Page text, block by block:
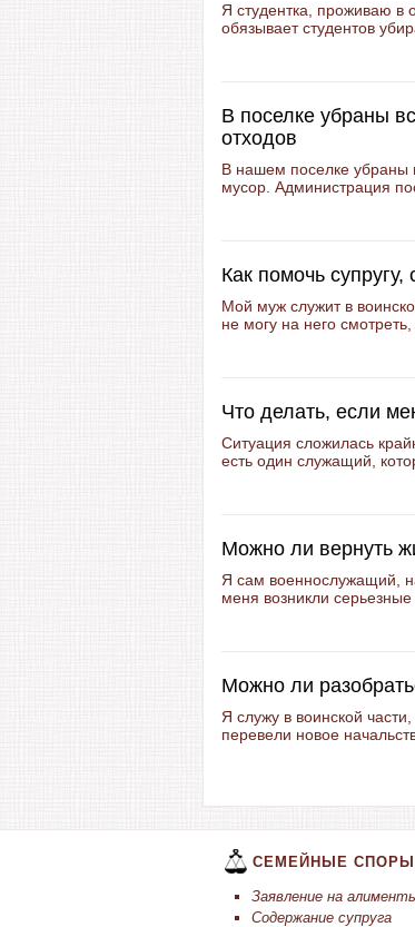
Я студентка, проживаю в
обязывает студентов
В поселке убраны
отходов
В нашем поселке убраны
мусор. Администрация
Как помочь
Мой муж служит в
не могу на него
Что делать, если
Ситуация сложилась
есть один служащий,
Можно ли вернуть
Я сам военнослужащий,
меня возникли
Можно ли
Я служу в воинской
перевели новое
СЕМЕЙНЫЕ СПОРЫ
Заявление на
Содержание супруга